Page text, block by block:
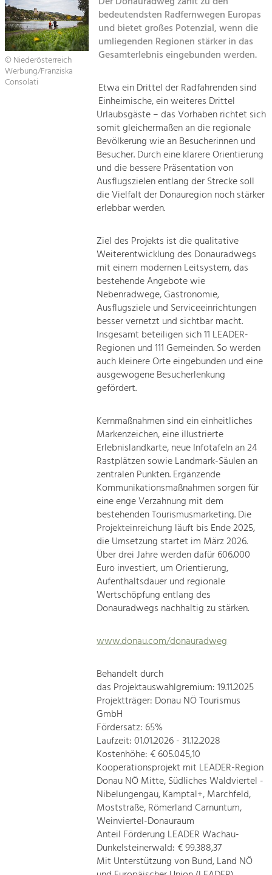
Kirchen am Fluss
Suche
Impressum
Tourismus
Angebotsentwicklung und
Positionierung.
Kunst & Kultur
Handwerk, Wissenschaft und Forschung.
Soziales, Bildung &
Gleichberechtigung, Jugend und
Mobilität & Energie
Klimawandel, öffentlicher Verkehr und
erneuerbare Energie
Steigerung regionaler Wertschöpfung
© Niederösterreich
Werbung/Franziska
Consolati
bedeutendsten Radfernwegen Europas
und bietet großes Potenzial, wenn die
umliegenden Regionen stärker in das
Gesamterlebnis eingebunden werden.
Etwa ein Drittel der Radfahrenden sind
Einheimische, ein weiteres Drittel
Urlaubsgäste – das Vorhaben richtet sich
somit gleichermaßen an die regionale
Bevölkerung wie an Besucherinnen und
Besucher. Durch eine klarere Orientierung
und die bessere Präsentation von
Ausflugszielen entlang der Strecke soll
die Vielfalt der Donauregion noch stärker
erlebbar werden.
Ziel des Projekts ist die qualitative
Weiterentwicklung des Donauradwegs
mit einem modernen Leitsystem, das
bestehende Angebote wie
Nebenradwege, Gastronomie,
Ausflugsziele und Serviceeinrichtungen
besser vernetzt und sichtbar macht.
Insgesamt beteiligen sich 11 LEADER-
Regionen und 111 Gemeinden. So werden
auch kleinere Orte eingebunden und eine
ausgewogene Besucherlenkung
gefördert.
Kernmaßnahmen sind ein einheitliches
Markenzeichen, eine illustrierte
Erlebnislandkarte, neue Infotafeln an 24
Rastplätzen sowie Landmark-Säulen an
zentralen Punkten. Ergänzende
Kommunikationsmaßnahmen sorgen für
eine enge Verzahnung mit dem
bestehenden Tourismusmarketing. Die
Projekteinreichung läuft bis Ende 2025,
die Umsetzung startet im März 2026.
Über drei Jahre werden dafür 606.000
Euro investiert, um Orientierung,
Aufenthaltsdauer und regionale
Wertschöpfung entlang des
Donauradwegs nachhaltig zu stärken.
www.donau.com/donauradweg
Behandelt durch
das Projektauswahlgremium: 19.11.2025
Projektträger: Donau NÖ Tourismus
GmbH
Fördersatz: 65%
Laufzeit: 01.01.2026 - 31.12.2028
Kostenhöhe: € 605.045,10
Kooperationsprojekt mit LEADER-Region
Donau NÖ Mitte, Südliches Waldviertel -
Nibelungengau, Kamptal+, Marchfeld,
Moststraße, Römerland Carnuntum,
Weinviertel-Donauraum
Anteil Förderung LEADER Wachau-
Dunkelsteinerwald: € 99.388,37
Mit Unterstützung von Bund, Land NÖ